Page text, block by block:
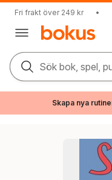
Fri frakt över 249 kr •
Sök bok, spel,
Skapa nya